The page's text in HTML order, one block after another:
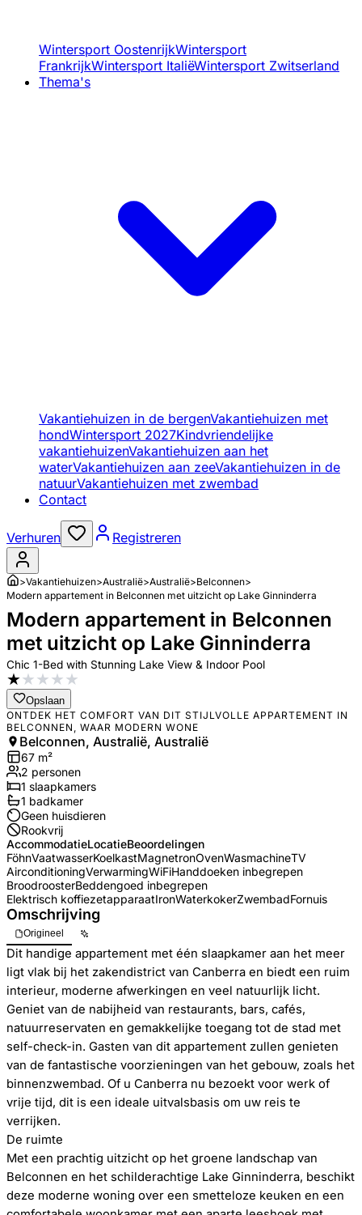
Wintersport OostenrijkWintersport
FrankrijkWintersport ItaliëWintersport Zwitserland
Thema's
Vakantiehuizen in de bergenVakantiehuizen met
hondWintersport 2027Kindvriendelijke
vakantiehuizenVakantiehuizen aan het
waterVakantiehuizen aan zeeVakantiehuizen in de
natuurVakantiehuizen met zwembad
Contact
Verhuren Registreren
>Vakantiehuizen>Australië>Australië>Belconnen>
Modern appartement in Belconnen met uitzicht op Lake Ginninderra
Modern appartement in Belconnen
met uitzicht op Lake Ginninderra
Chic 1-Bed with Stunning Lake View & Indoor Pool
★★★★★
Opslaan
ONTDEK HET COMFORT VAN DIT STIJLVOLLE APPARTEMENT IN
BELCONNEN, WAAR MODERN WONE
Belconnen, Australië, Australië
67 m²
2 personen
1 slaapkamers
1 badkamer
Geen huisdieren
Rookvrij
AccommodatieLocatieBeoordelingen
FöhnVaatwasserKoelkastMagnetronOvenWasmachineTV
AirconditioningVerwarmingWiFiHanddoeken inbegrepen
BroodroosterBeddengoed inbegrepen
Elektrisch koffiezetapparaatIronWaterkokerZwembadFornuis
Omschrijving
Origineel
Dit handige appartement met één slaapkamer aan het meer
ligt vlak bij het zakendistrict van Canberra en biedt een ruim
interieur, moderne afwerkingen en veel natuurlijk licht.
Geniet van de nabijheid van restaurants, bars, cafés,
natuurreservaten en gemakkelijke toegang tot de stad met
self-check-in. Gasten van dit appartement zullen genieten
van de fantastische voorzieningen van het gebouw, zoals het
binnenzwembad. Of u Canberra nu bezoekt voor werk of
vrije tijd, dit is een ideale uitvalsbasis om uw reis te
verrijken.
De ruimte
Met een prachtig uitzicht op het groene landschap van
Belconnen en het schilderachtige Lake Ginninderra, beschikt
deze moderne woning over een smetteloze keuken en een